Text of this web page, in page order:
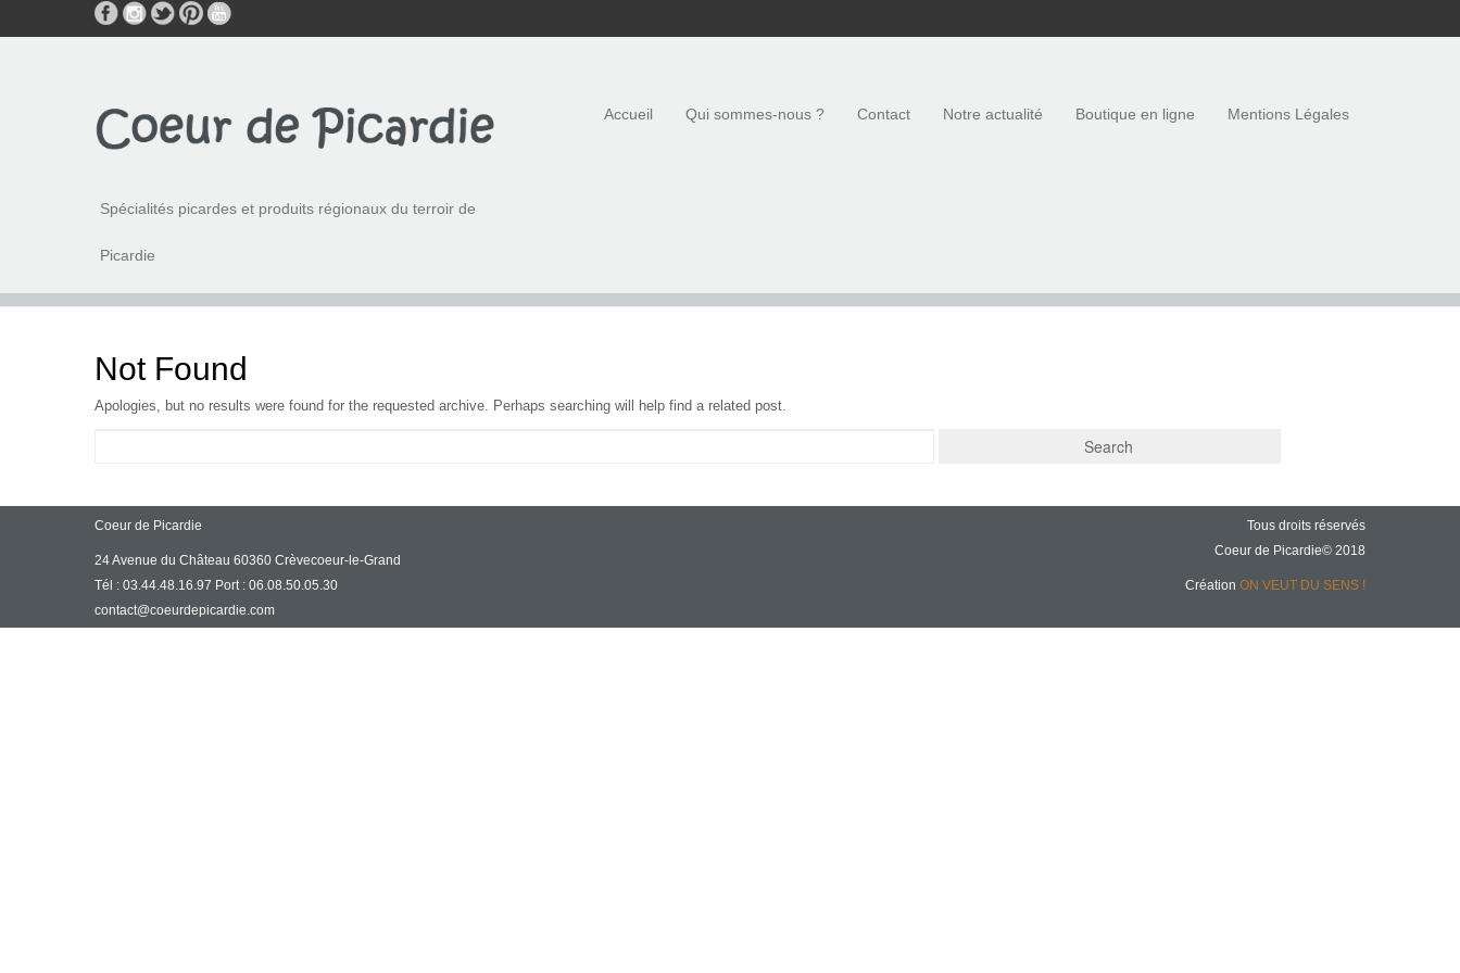
Spécialités picardes et produits régionaux du terroir de
Picardie
Accueil Qui sommes-nous ? Contact Notre actualité Boutique en ligne Mentions Légales
Not Found
Apologies, but no results were found for the requested archive. Perhaps searching will help find a related post.
Coeur de Picardie
24 Avenue du Château 60360 Crèvecoeur-le-Grand
Tél : 03.44.48.16.97 Port : 06.08.50.05.30
contact@coeurdepicardie.com
Tous droits réservés
Coeur de Picardie© 2018
Création ON VEUT DU SENS !